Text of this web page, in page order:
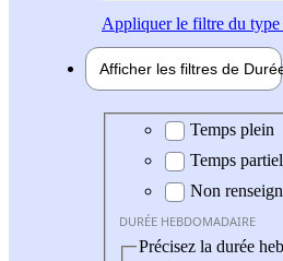
Appliquerle filtre du type
Afficher les filtres de
Durée hebdomadaire
Temps plein
Temps partiel
Non
DURÉE HEBDOMADAIRE
Précisez la durée